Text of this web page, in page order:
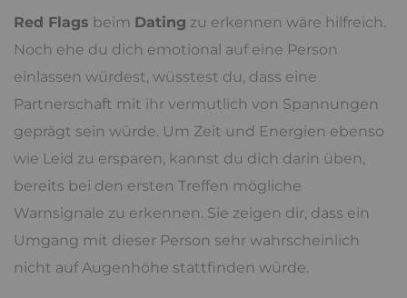
Red Flags beim Dating zu erkennen wäre hilfreich.
Noch ehe du dich emotional auf eine Person
einlassen würdest, wüsstest du, dass eine
Partnerschaft mit ihr vermutlich von Spannungen
geprägt sein würde. Um Zeit und Energien ebenso
wie Leid zu ersparen, kannst du dich darin üben,
bereits bei den ersten Treffen mögliche
Warnsignale zu erkennen. Sie zeigen dir, dass ein
Umgang mit dieser Person sehr wahrscheinlich
nicht auf Augenhöhe stattfinden würde.